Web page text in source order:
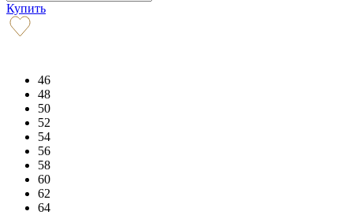
Купить
46
48
50
52
54
56
58
60
62
64